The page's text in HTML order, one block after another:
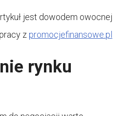
jest dowodem owocnej
z promocjefinansowe.pl
rynku